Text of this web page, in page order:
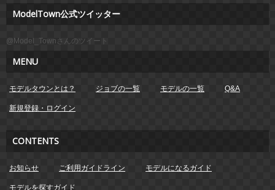
ModelTown公式ツイッター
@Model_Townさんのツイート
MENU
モデルタウンとは？ ジョブの一覧 モデルの一覧 Q&A
新規登録・ログイン
CONTENTS
お知らせ ご利用ガイドライン モデルになるガイド
モデルを探すガイド